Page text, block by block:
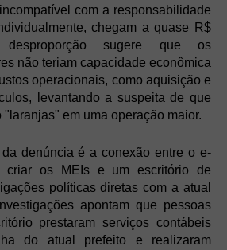
com a responsabilidade
chegam a quase R$
sugere que os
não teriam capacidade econômica
operacionais, como aquisição e
levantando a suspeita de que
"laranjas" em uma operação maior.
denúncia é a conexão entre o e-
criar os MEIs e um escritório de
políticas diretas com a atual
apontam que pessoas
prestaram serviços contábeis
do atual prefeito e realizaram